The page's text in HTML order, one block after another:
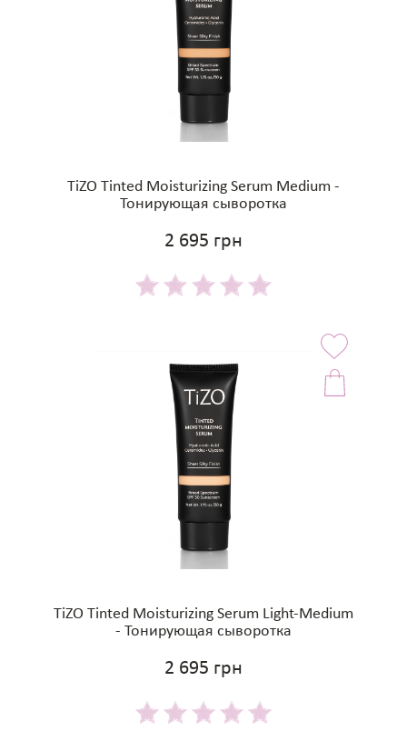
TiZO Tinted Moisturizing Serum Medium -
Тонирующая сыворотка
2 695 грн
TiZO Tinted Moisturizing Serum Light-Medium
- Тонирующая сыворотка
2 695 грн